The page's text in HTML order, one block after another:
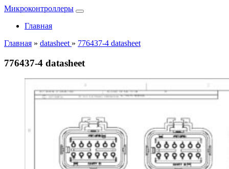
Микроконтроллеры
Главная
Главная » datasheet » 776437-4 datasheet
776437-4 datasheet